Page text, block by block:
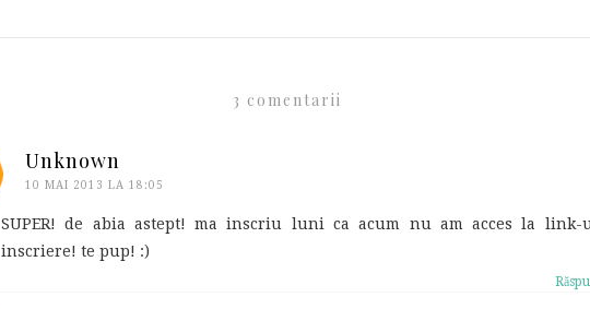
3 comentarii
Unknown
10 MAI 2013 LA 18:05
SUPER! de abia astept! ma inscriu luni ca acum nu am acces la link-
inscriere! te pup! :)